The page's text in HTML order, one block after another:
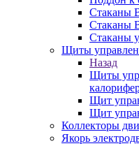
Стаканы
Стаканы
Стаканы
Щиты
Назад
Щиты
Щит
Щит
Коллекторы
Якорь